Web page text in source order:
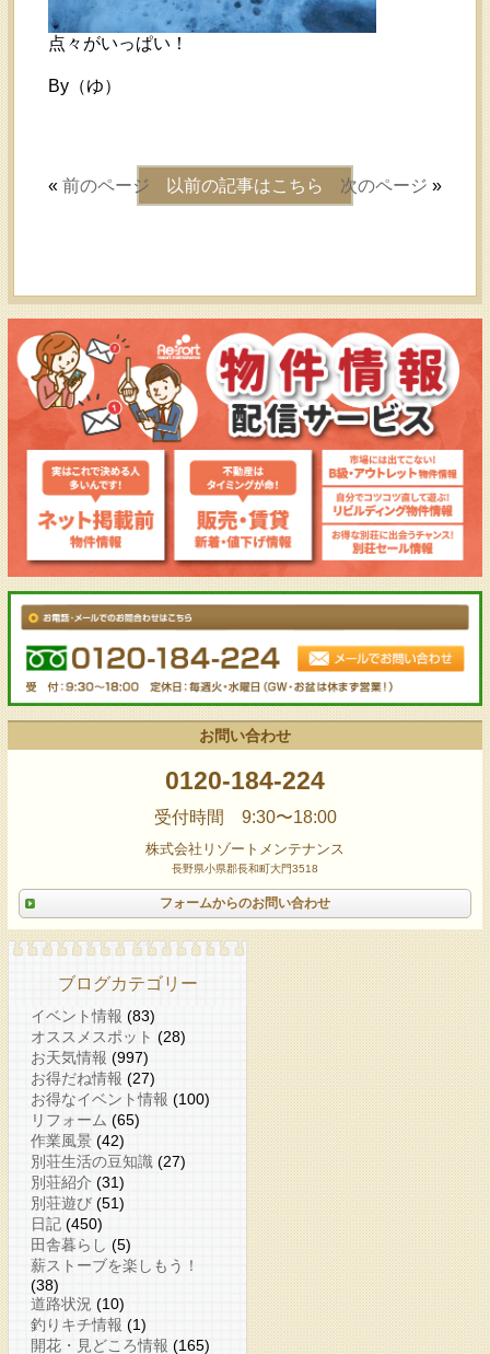
点々がいっぱい！
By（ゆ）
« 前のページ 次のページ »
以前の記事はこちら
お問い合わせ
0120-184-224
受付時間 9:30〜18:00
株式会社リゾートメンテナンス
長野県小県郡長和町大門3518
フォームからのお問い合わせ
ブログカテゴリー
イベント情報 (83)
オススメスポット (28)
お天気情報 (997)
お得だね情報 (27)
お得なイベント情報 (100)
リフォーム (65)
作業風景 (42)
別荘生活の豆知識 (27)
別荘紹介 (31)
別荘遊び (51)
日記 (450)
田舎暮らし (5)
薪ストーブを楽しもう！
(38)
道路状況 (10)
釣りキチ情報 (1)
開花・見どころ情報 (165)